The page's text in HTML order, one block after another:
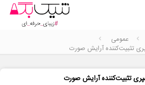
عمومی
تثبیت‌کننده آرایش صورت
تثبیت‌کننده آرایش صورت